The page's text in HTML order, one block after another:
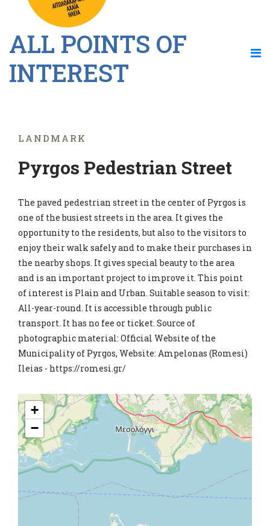
ALL POINTS OF
INTEREST
LANDMARK
Pyrgos Pedestrian Street
The paved pedestrian street in the center of Pyrgos is
one of the busiest streets in the area. It gives the
opportunity to the residents, but also to the visitors to
enjoy their walk safely and to make their purchases in
the nearby shops. It gives special beauty to the area
and is an important project to improve it. This point
of interest is Plain and Urban. Suitable season to visit:
All-year-round. It is accessible through public
transport. It has no fee or ticket. Source of
photographic material: Official Website of the
Municipality of Pyrgos, Website: Ampelonas (Romesi)
Ileias - https://romesi.gr/
+
−